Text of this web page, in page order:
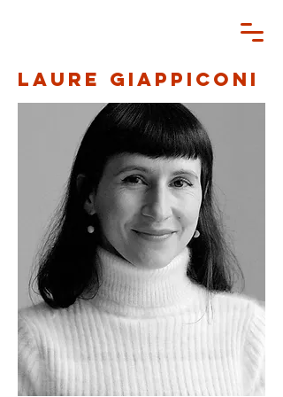
Laure Giappiconi